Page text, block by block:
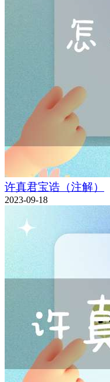
许真君宝诰（注解）
2023-09-18